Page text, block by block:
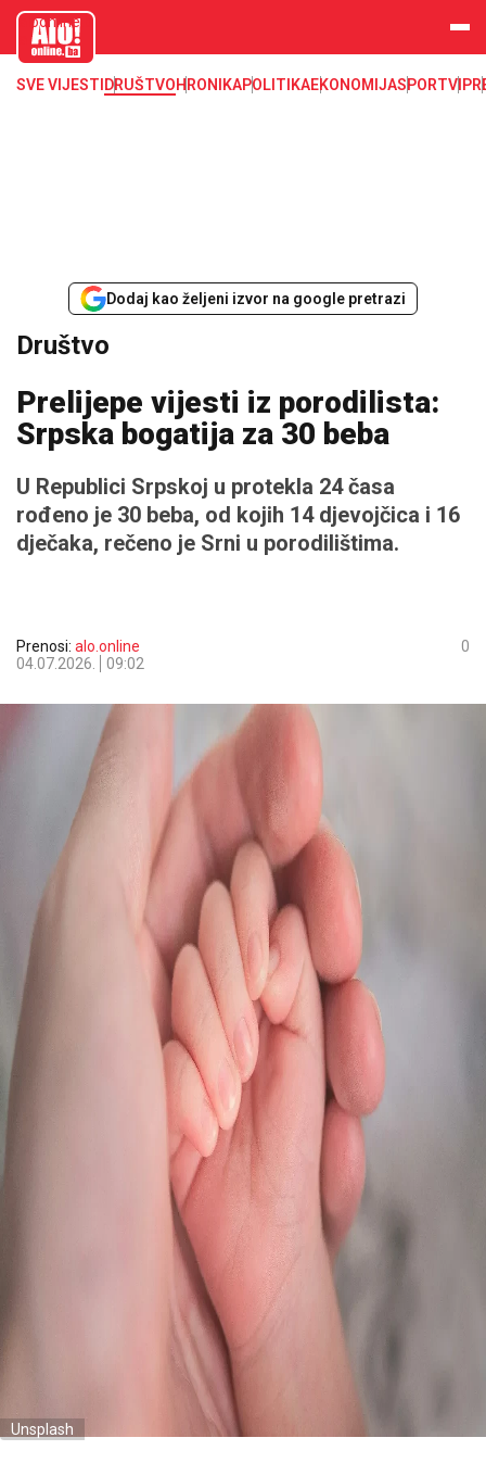
aloonline.b
SVE VIJESTI DRUŠTVOHRONIKAPOLITIKAEKONOMIJASPORTVIP
Dodaj kao željeni izvor na google pretrazi
Društvo
Prelijepe vijesti iz porodilista:
Srpska bogatija za 30 beba
U Republici Srpskoj u protekla 24 časa
rođeno je 30 beba, od kojih 14 djevojčica i 16
dječaka, rečeno je Srni u porodilištima.
Prenosi: alo.online
04.07.2026.
09:02
0
Unsplash